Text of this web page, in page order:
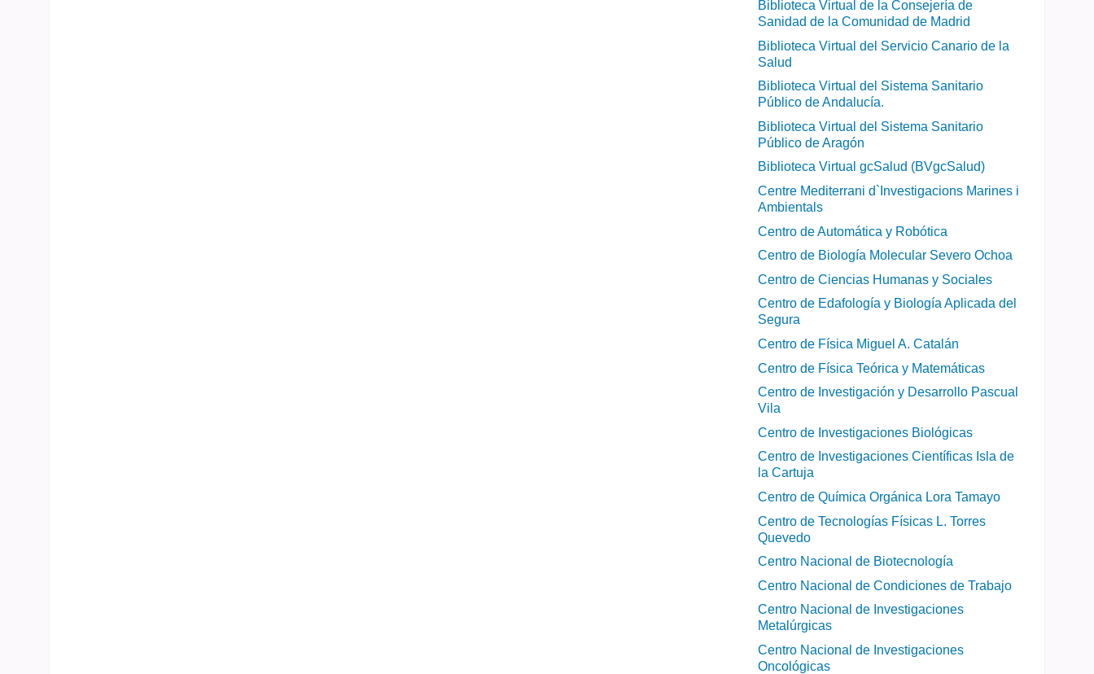
Biblioteca Virtual de la Consejería de
Sanidad de la Comunidad de Madrid
Biblioteca Virtual del Servicio Canario de la
Salud
Biblioteca Virtual del Sistema Sanitario
Público de Andalucía.
Biblioteca Virtual del Sistema Sanitario
Público de Aragón
Biblioteca Virtual gcSalud (BVgcSalud)
Centre Mediterrani d`Investigacions Marines i
Ambientals
Centro de Automática y Robótica
Centro de Biología Molecular Severo Ochoa
Centro de Ciencias Humanas y Sociales
Centro de Edafología y Biología Aplicada del
Segura
Centro de Física Miguel A. Catalán
Centro de Física Teórica y Matemáticas
Centro de Investigación y Desarrollo Pascual
Vila
Centro de Investigaciones Biológicas
Centro de Investigaciones Científicas Isla de
la Cartuja
Centro de Química Orgánica Lora Tamayo
Centro de Tecnologías Físicas L. Torres
Quevedo
Centro Nacional de Biotecnología
Centro Nacional de Condiciones de Trabajo
Centro Nacional de Investigaciones
Metalúrgicas
Centro Nacional de Investigaciones
Oncológicas